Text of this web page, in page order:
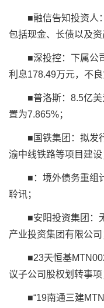
■融信告知投资人：
包括现金、长债以及资
■深投控：下属公司
利息178.49万元，不良
■普洛斯：8.5亿美
置为7.865%；
■国铁集团：拟发行
渝中线铁路等项目建设
■ ：境外债务重组
聆讯；
■安阳投资集团：无
产业投资集团有限公司
■23天恒基MTN002
议子公司股权划转事项
■“19南通三建